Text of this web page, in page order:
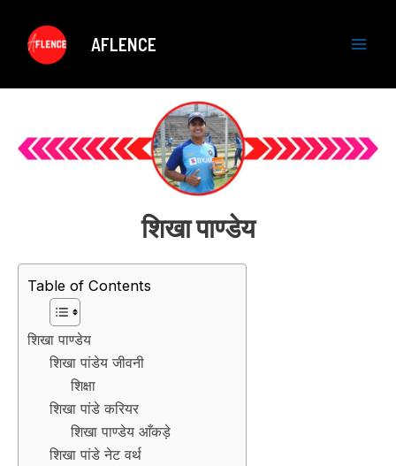
content
AFLENCE
i
शिखा पाण्डेय
Table of Contents
शिखा पाण्डेय
शिखा पांडेय जीवनी
शिक्षा
शिखा पांडे करियर
शिखा पाण्डेय आँकड़े
शिखा पांडे नेट वर्थ